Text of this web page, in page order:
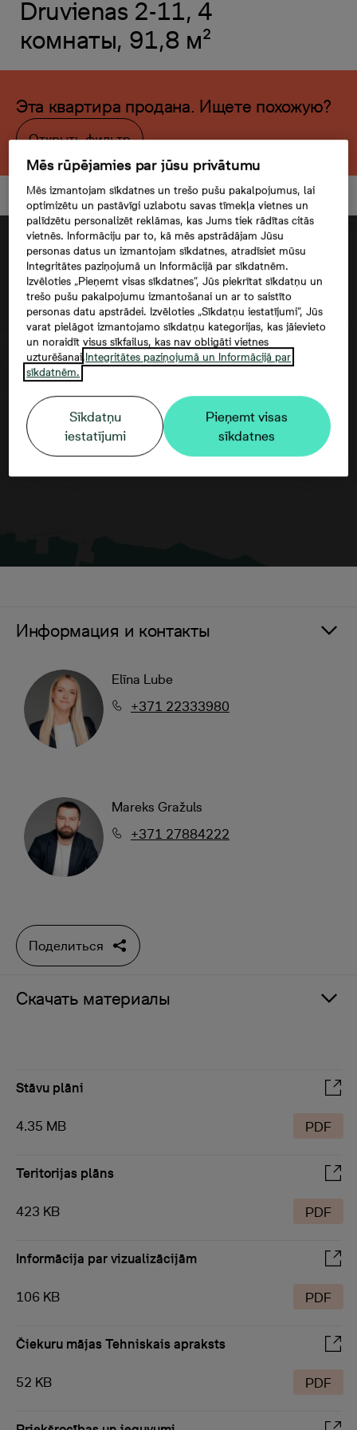
Druvienas 2-11, 4
комнаты, 91,8 м²
Эта квартира продана. Ищете похожую?
Открыть фильтр
Информация и контакты
Elīna Lube
+371 22333980
Mareks Gražuls
+371 27884222
Поделиться
Скачать материалы
Stāvu plāni
4.35 MB PDF
Teritorijas plāns
423 KB PDF
Informācija par vizualizācijām
106 KB PDF
Čiekuru mājas Tehniskais apraksts
52 KB PDF
Mēs rūpējamies par jūsu privātumu
Mēs izmantojam sīkdatnes un trešo pušu pakalpojumus, lai
optimizētu un pastāvīgi uzlabotu savas tīmekļa vietnes un
palīdzētu personalizēt reklāmas, kas Jums tiek rādītas citās
vietnēs. Informāciju par to, kā mēs apstrādājam Jūsu
personas datus un izmantojam sīkdatnes, atradīsiet mūsu
Integritātes paziņojumā un Informācijā par sīkdatnēm.
Izvēloties „Pieņemt visas sīkdatnes”, Jūs piekrītat sīkdatņu un
trešo pušu pakalpojumu izmantošanai un ar to saistīto
personas datu apstrādei. Izvēloties „Sīkdatņu iestatījumi”, Jūs
varat pielāgot izmantojamo sīkdatņu kategorijas, kas jāievieto
un noraidīt visus sīkfailus, kas nav obligāti vietnes
uzturēšanai.Integritātes paziņojumā un Informācijā par
sīkdatnēm.
Sīkdatņu
iestatījumi
Pieņemt visas
sīkdatnes